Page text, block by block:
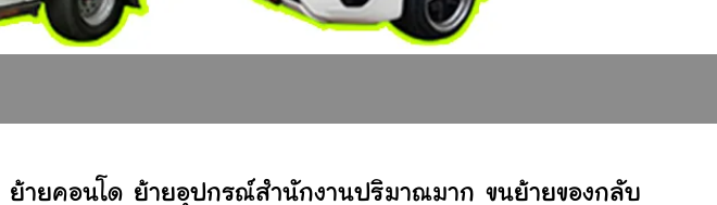
ย้ายคอนโด ย้ายอุปกรณ์สำนักงานปริมาณมาก ขนย้ายของกลับ